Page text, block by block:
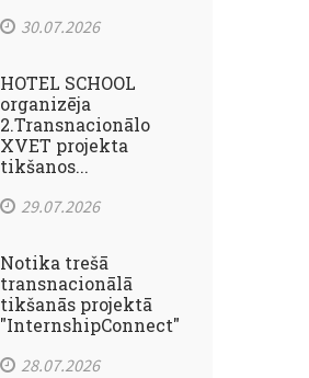
30.07.2026
HOTEL SCHOOL
organizēja
2.Transnacionālo
XVET projekta
tikšanos...
29.07.2026
Notika trešā
transnacionālā
tikšanās projektā
"InternshipConnect"
28.07.2026